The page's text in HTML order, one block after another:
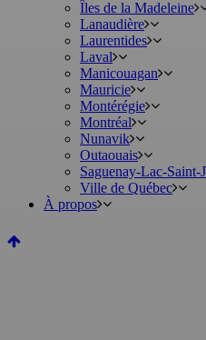
Îles de la Madeleine
Lanaudière
Laurentides
Laval
Manicouagan
Mauricie
Montérégie
Montréal
Nunavik
Outaouais
Saguenay-Lac-Saint-
Ville de Québec
À propos